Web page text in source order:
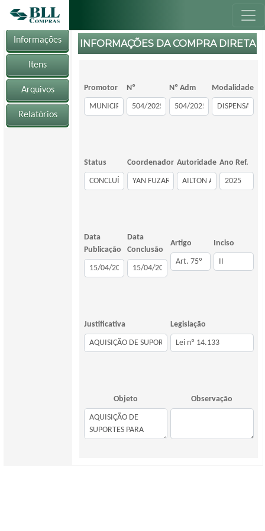
Informações
Itens
Arquivos
Relatórios
INFORMAÇÕES DA COMPRA DIRETA
Promotor Nº Nº Adm Modalidade
Status Coordenador Autoridade Ano Ref.
Data
Publicação
Data
Conclusão
Artigo Inciso
Justificativa Legislação
Objeto Observação